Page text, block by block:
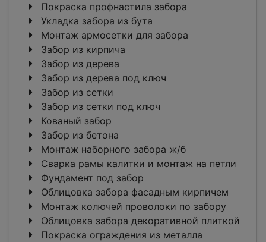
Покраска профнастила забора
Укладка забора из бута
Монтаж армосетки для забора
Забор из кирпича
Забор из дерева
Забор из дерева под ключ
Забор из сетки
Забор из сетки под ключ
Кованый забор
Забор из бетона
Монтаж наборного забора ж/б
Сварка рамы калитки и монтаж на петли
Фундамент под забор
Облицовка забора фасадным кирпичем
Монтаж колючей проволоки по забору
Облицовка забора декоративной плиткой
Покраска ограждения из металла